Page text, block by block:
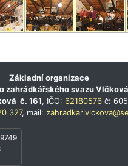
Základní organizace
zahrádkářského svazu Vlčková
č. 161, IČO: 62180576č:
327, mail: